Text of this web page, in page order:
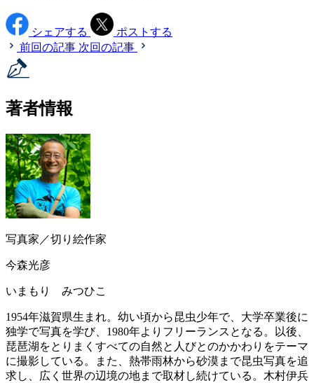
シェアする
ポストする
前回の記事 次回の記事
著者情報
写真家／切り絵作家
今森光彦
いまもり みつひこ
1954年滋賀県生まれ。幼い頃から昆虫少年で、大学卒業後に
独学で写真を学び、1980年よりフリーランスとなる。以後、
琵琶湖をとりまくすべての自然と人びとのかかわりをテーマ
に撮影している。また、熱帯雨林から砂漠まで昆虫写真を追
求し、広く世界の辺境の地まで取材し続けている。木村伊兵